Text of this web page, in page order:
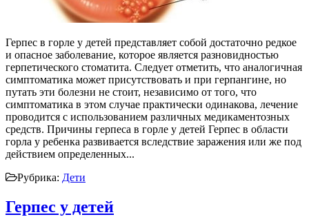
Герпес в горле у детей представляет собой достаточно редкое
и опасное заболевание, которое является разновидностью
герпетического стоматита. Следует отметить, что аналогичная
симптоматика может присутствовать и при герпангине, но
путать эти болезни не стоит, независимо от того, что
симптоматика в этом случае практически одинакова, лечение
проводится с использованием различных медикаментозных
средств. Причины герпеса в горле у детей Герпес в области
горла у ребенка развивается вследствие заражения или же под
действием определенных...
Рубрика: Дети
Герпес у детей